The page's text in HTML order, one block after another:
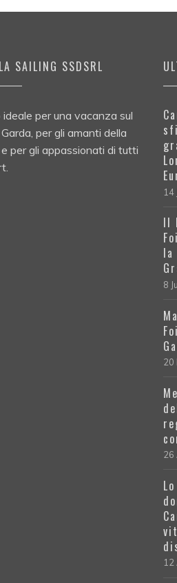
SAILING SSDSRL
ideale per una vacanza sul
per gli amanti della
per gli appassionati di tutti
14
Il
la
8
20
26
12